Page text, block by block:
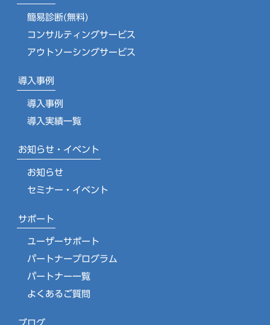
簡易診断(無料)
コンサルティングサービス
アウトソーシングサービス
導入事例
導入事例
導入実績一覧
お知らせ・イベント
お知らせ
セミナー・イベント
サポート
ユーザーサポート
パートナープログラム
パートナー一覧
よくあるご質問
ブログ